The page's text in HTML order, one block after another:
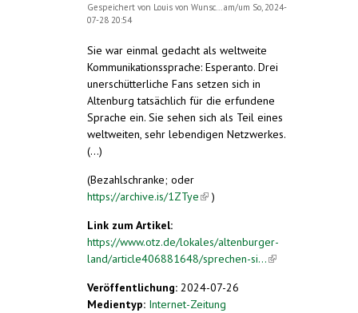
Gespeichert von Louis von Wunsc...
am/um So, 2024-
07-28 20:54
Sie war einmal gedacht als weltweite
Kommunikationssprache: Esperanto. Drei
unerschütterliche Fans setzen sich in
Altenburg tatsächlich für die erfundene
Sprache ein. Sie sehen sich als Teil eines
weltweiten, sehr lebendigen Netzwerkes.
(...)
(Bezahlschranke; oder
https://archive.is/1ZTye(link is external)
)
Link zum Artikel:
https://www.otz.de/lokales/altenburger-
land/article406881648/sprechen-si...(link is
Veröffentlichung: 2024-07-26
Medientyp: Internet-Zeitung